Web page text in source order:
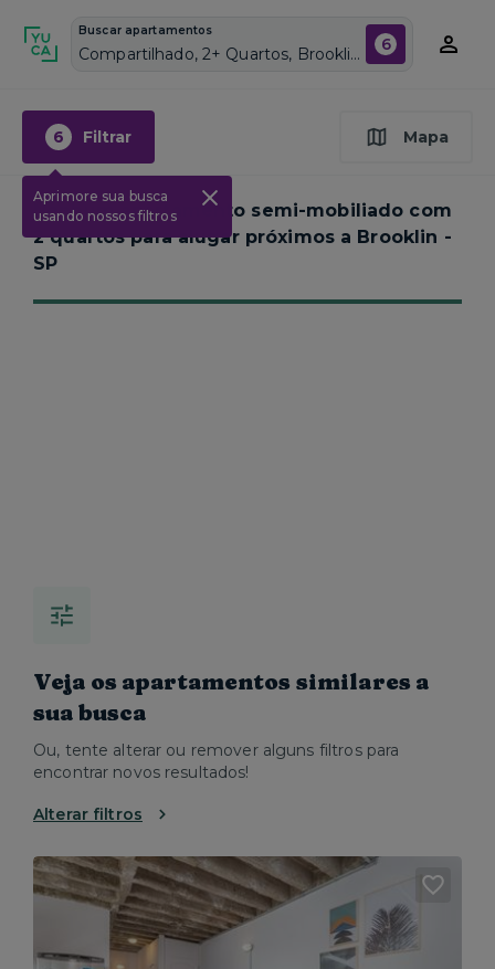
Buscar apartamentos
Compartilhado, 2+ Quartos, Brooklin, Vagas de garagem: Sim, Semi mobiliado, Piscina 6
6 Filtrar
Aprimore sua busca
usando nossos filtros
Mapa
Nenhum apartamento semi-mobiliado com
2 quartos para alugar próximos a Brooklin -
SP
Veja os apartamentos similares a
sua busca
Ou, tente alterar ou remover alguns filtros para
encontrar novos resultados!
Alterar filtros